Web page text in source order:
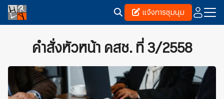
Skip
แจ้งการชุมนุม
คำสั่งหัวหน้า คสช. ที่ 3/2558